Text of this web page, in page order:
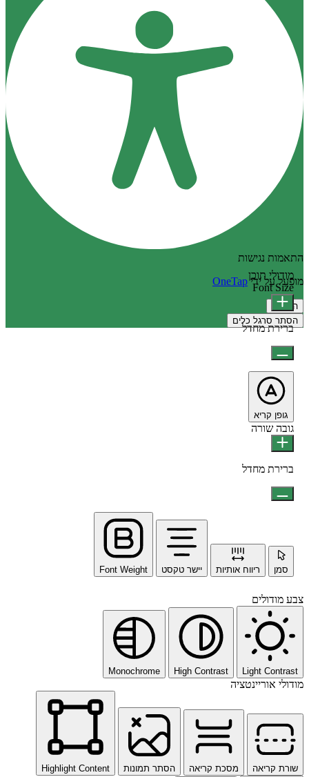
התאמות נגישות
מופעל על ידיOneTap
הצהרה
הסתר סרגל כלים
מודולי תוכן
Font Size
ברירת מחדל
גופן קריא
גובה שורה
ברירת מחדל
סמן ריווח אותיות יישר טקסט Font Weight
צבע מודולים
Light Contrast
High Contrast
Monochrome
מודולי אוריינטציה
שורת קריאה מסכת קריאה הסתר תמונות Highlight Content